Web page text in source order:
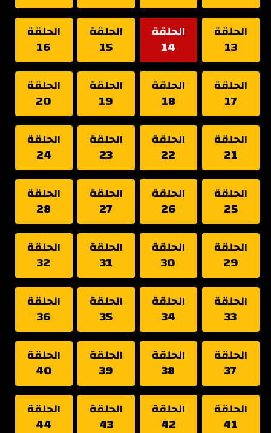
الحلقة
13
الحلقة
14
الحلقة
15
الحلقة
16
الحلقة
17
الحلقة
18
الحلقة
19
الحلقة
20
الحلقة
21
الحلقة
22
الحلقة
23
الحلقة
24
الحلقة
25
الحلقة
26
الحلقة
27
الحلقة
28
الحلقة
29
الحلقة
30
الحلقة
31
الحلقة
32
الحلقة
33
الحلقة
34
الحلقة
35
الحلقة
36
الحلقة
37
الحلقة
38
الحلقة
39
الحلقة
40
الحلقة
41
الحلقة
42
الحلقة
43
الحلقة
44